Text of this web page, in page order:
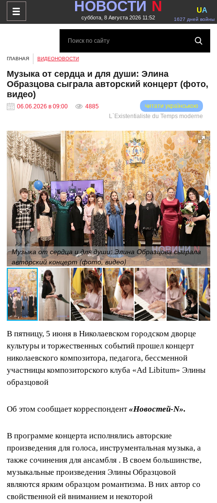
НОВОСТИ N
суббота, 8 Августа 2026 11:52 1627 дней войны
UA
ГЛАВНАЯ ВИДЕОНОВОСТИ
Музыка от сердца и для души: Элина
Образцова сыграла авторский концерт (фото,
видео)
06.06.2026 в 09:00 4885
читати українською
L`Existentialiste du Temps moderne
Музыка от сердца и для души: Элина Образцова сыграла
авторский концерт (фото, видео)
В пятницу, 5 июня в Николаевском городском дворце
культуры и торжественных событий прошел концерт
николаевского композитора, педагога, бессменной
участницы композиторского клуба «Ad Libitum» Элины
образцовой
Об этом сообщает корреспондент«Новостей-N».
В программе концерта исполнялись авторские
произведения для голоса, инструментальная музыка, а
также сочинения для ансамбля . В своем большинстве,
музыкальные произведения Элины Образцовой
являются ярким образцом романтизма. В них автор со
свойственной ей вниманием и некоторой